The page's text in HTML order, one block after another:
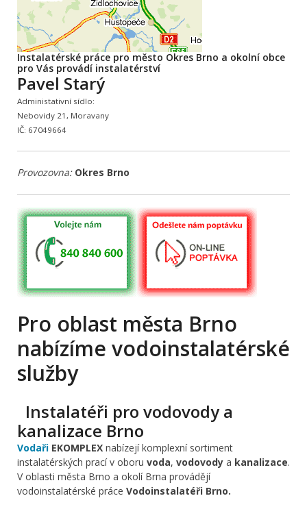
Instalatérské práce pro město Okres Brno a okolní obce
pro Vás provádí instalatérství
Pavel Starý
Administativní sídlo:
Nebovidy 21, Moravany
IČ: 67049664
Provozovna: Okres Brno
Pro oblast města Brno
nabízíme vodoinstalatérské
služby
Instalatéři pro vodovody a
kanalizace Brno
Vodaři EKOMPLEX nabízejí komplexní sortiment
instalatérských prací v oboru voda, vodovody a kanalizace.
V oblasti města Brno a okolí Brna provádějí
vodoinstalatérské práce Vodoinstalatéři Brno.